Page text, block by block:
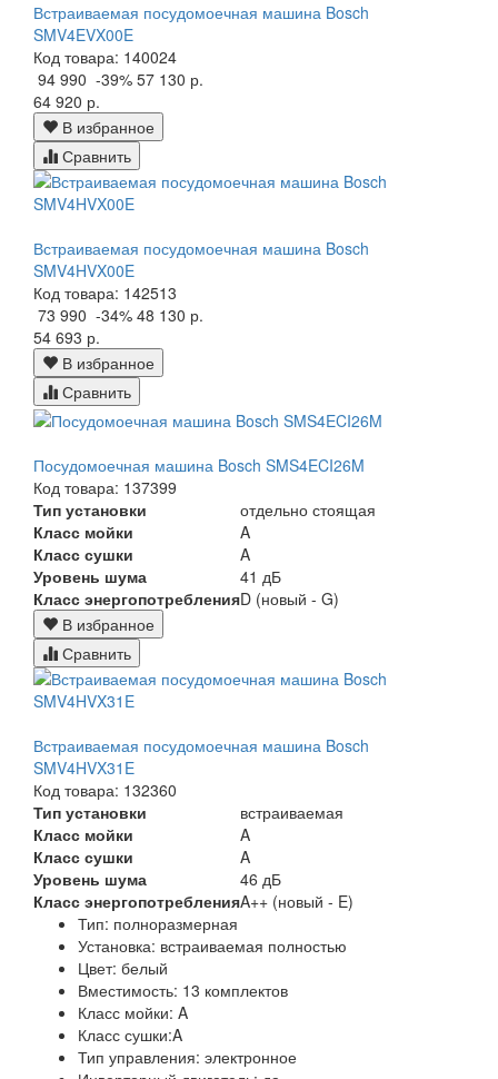
Встраиваемая посудомоечная машина Bosch
SMV4EVX00E
Код товара: 140024
94 990 -39% 57 130 р.
64 920 р.
В избранное
Сравнить
Встраиваемая посудомоечная машина Bosch
SMV4HVX00E
Код товара: 142513
73 990 -34% 48 130 р.
54 693 р.
В избранное
Сравнить
Посудомоечная машина Bosch SMS4ECI26M
Код товара: 137399
Тип установки
отдельно стоящая
Класс мойки
A
Класс сушки
A
Уровень шума
41 дБ
Класс энергопотребленияD (новый - G)
В избранное
Сравнить
Встраиваемая посудомоечная машина Bosch
SMV4HVX31E
Код товара: 132360
Тип установки
встраиваемая
Класс мойки
A
Класс сушки
A
Уровень шума
46 дБ
Класс энергопотребленияA++ (новый - E)
Тип: полноразмерная
Установка: встраиваемая полностью
Цвет: белый
Вместимость: 13 комплектов
Класс мойки: A
Класс сушки:A
Тип управления: электронное